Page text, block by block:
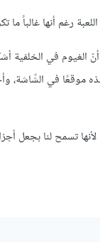
رغم أنها غالباً
الغيوم في
موقعًا في الشّاشة،